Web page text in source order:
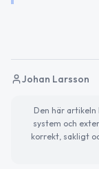
Johan Larsson
Den här
system och
korrekt, sakligt